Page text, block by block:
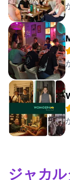
ジャカル